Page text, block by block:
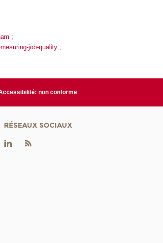
;
job-quality;
non conforme
RÉSEAUX SOCIAUX